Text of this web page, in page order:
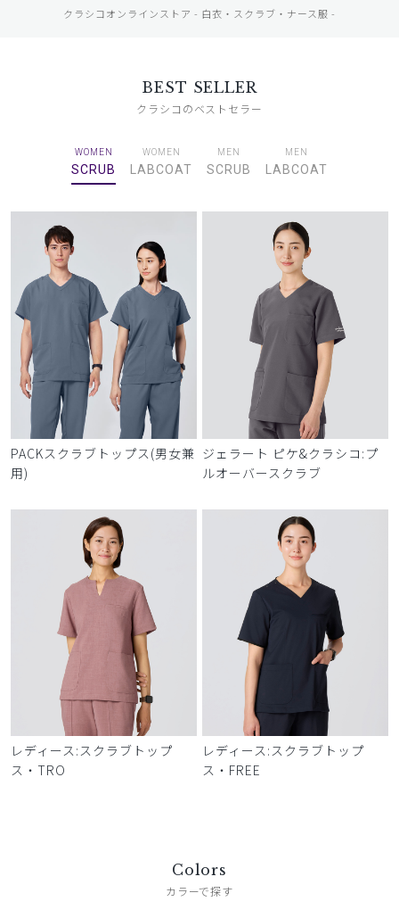
クラシコオンラインストア - 白衣・スクラブ・ナース服 -
BEST SELLER
クラシコのベストセラー
WOMEN
SCRUB
WOMEN
LABCOAT
MEN
SCRUB
MEN
LABCOAT
PACKスクラブトップス(男女兼
用)
ジェラート ピケ&クラシコ:プ
ルオーバースクラブ
レディース:スクラブトップ
ス・TRO
レディース:スクラブトップ
ス・FREE
Colors
カラーで探す